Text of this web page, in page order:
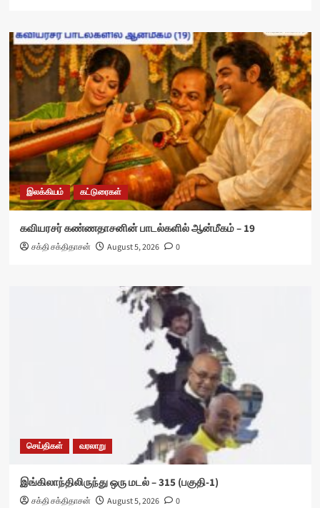
இலக்கியம் கட்டுரைகள்
கவியரசர் கண்ணதாசனின் பாடல்களில் ஆன்மீகம் – 19
சக்தி சக்திதாசன் August 5, 2026 0
செய்திகள் வரலாறு
இங்கிலாந்திலிருந்து ஒரு மடல் – 315 (பகுதி-1)
சக்தி சக்திதாசன் August 5, 2026 0